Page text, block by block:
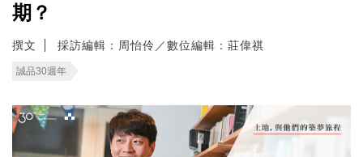
期？
撰文 採訪編輯：周怡伶／數位編輯：莊偉祺
誠品30週年